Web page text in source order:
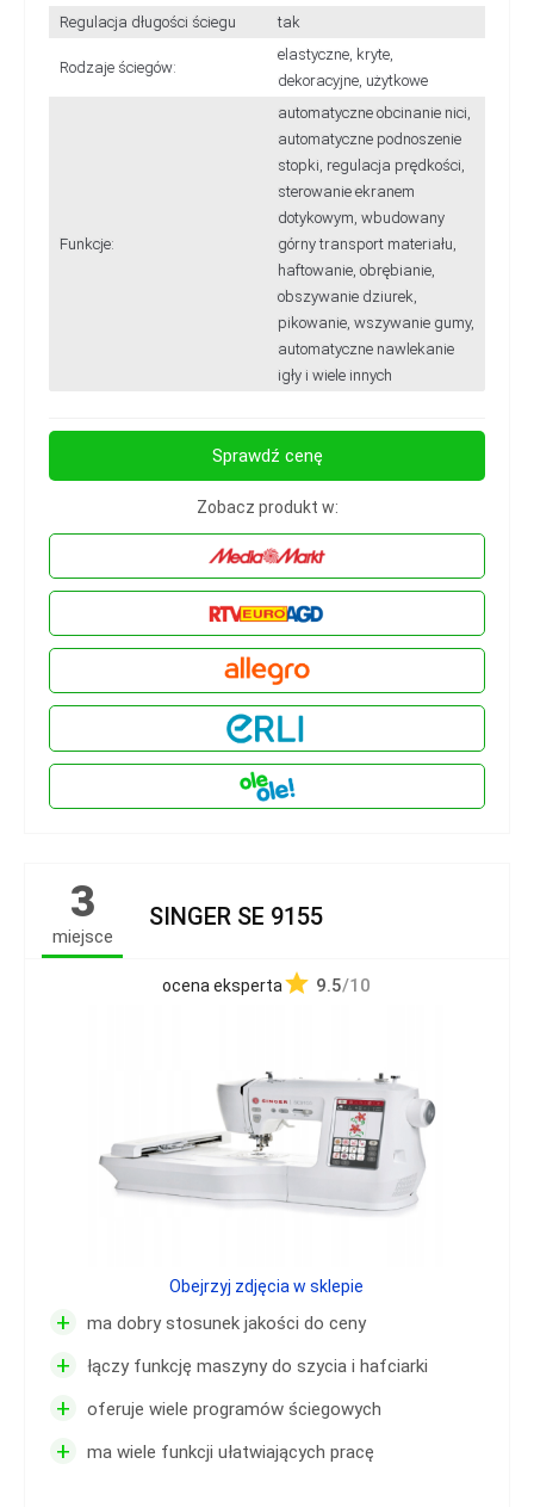
Regulacja długości ściegu
tak
Rodzaje ściegów:
elastyczne, kryte,
dekoracyjne, użytkowe
Funkcje:
automatyczne obcinanie nici,
automatyczne podnoszenie
stopki, regulacja prędkości,
sterowanie ekranem
dotykowym, wbudowany
górny transport materiału,
haftowanie, obrębianie,
obszywanie dziurek,
pikowanie, wszywanie gumy,
automatyczne nawlekanie
igły i wiele innych
Sprawdź cenę
Zobacz produkt w:
3
miejsce
SINGER SE 9155
ocena eksperta 9.5/10
+ ma dobry stosunek jakości do ceny
+ łączy funkcję maszyny do szycia i hafciarki
+ oferuje wiele programów ściegowych
+ ma wiele funkcji ułatwiających pracę
Obejrzyj zdjęcia w sklepie